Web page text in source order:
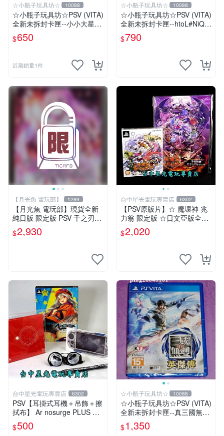
☆小瓶子玩具坊☆ 10088
☆小瓶子玩具坊☆PSV (VITA)
全新未拆封卡匣--小小大星球
PS Vita 漫威超級英雄版 中文
版
$650
近期銷量1件
☆小瓶子玩具坊☆ 10088
☆小瓶子玩具坊☆PSV (VITA)
全新未拆封卡匣--htoL#NiQ
螢火蟲日記
$790
【月光魚 電玩部】 1289
【月光魚 電玩部】現貨全新
純日版 限定版 PSV 千之刃
濤、桃花染之皇姬 初回限定
版 純日版
$2,930
台中星光電玩專賣店 6302
【PSV原版片】☆ 魔壞神 兆
力翁 限定版 ☆日文亞版全新
品【含美術集】台中星光電玩
$2,020
台中星光電玩專賣店 6302
PSV【耳掛式耳機＋吊飾＋擦
拭布】 Ar nosurge PLUS 獻
給誕生之星的祈禱詩 【限定
特典升級包】台中星光電玩
$500
☆小瓶子玩具坊☆ 10088
☆小瓶子玩具坊☆PSV (VITA)
全新未拆封卡匣--真三國無雙
英傑傳 中文版
$1,350